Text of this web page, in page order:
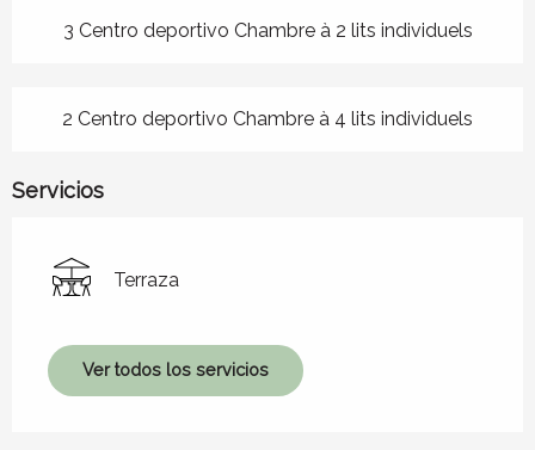
3 Centro deportivo Chambre à 2 lits individuels
2 Centro deportivo Chambre à 4 lits individuels
Servicios
Terraza
Ver todos los servicios